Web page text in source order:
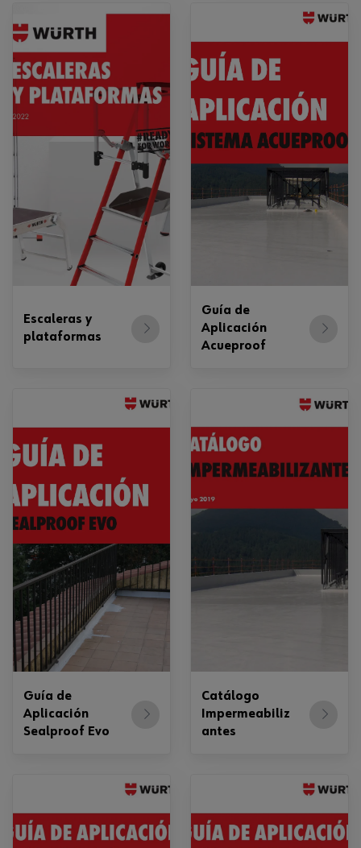
Escaleras y
plataformas
Guía de
Aplicación
Acueproof
Guía de
Aplicación
Sealproof Evo
Catálogo
Impermeabiliz
antes